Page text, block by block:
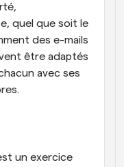
quel que soit le
des e-mails
être adaptés
avec ses
un exercice